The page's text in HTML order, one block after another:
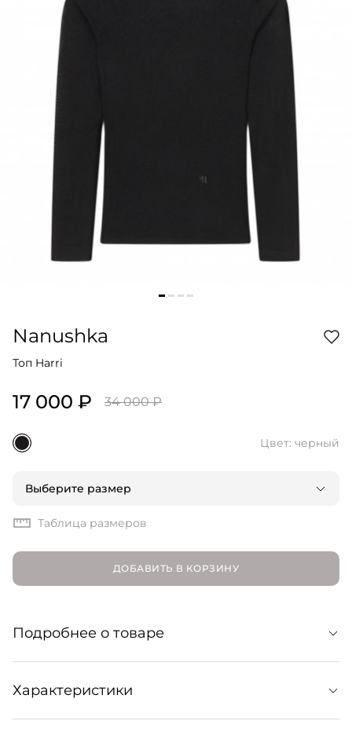
Nanushka
Топ Harri
17 000 ₽ 34 000 ₽
Цвет: черный
Выберите размер
Таблица размеров
ДОБАВИТЬ В КОРЗИНУ
Подробнее о товаре
Облегающий топ с высоким воротом. Идеальный
базовый слой на каждый день, который можно носить
как самостоятельно, так и в контексте многослойных
Характеристики